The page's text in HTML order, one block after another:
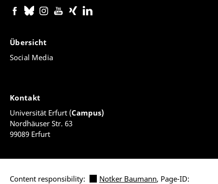
Übersicht
Social Media
Kontakt
Universität Erfurt (Campus)
Nordhäuser Str. 63
99089 Erfurt
Content responsibility: Notker Baumann, Page-ID: